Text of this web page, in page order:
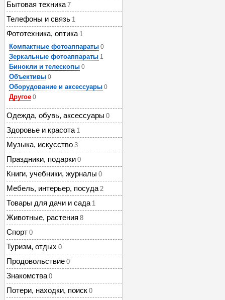
Бытовая техника 7
Телефоны и связь 1
Фототехника, оптика 1
Компактные фотоаппараты 0
Зеркальные фотоаппараты 1
Бинокли и телескопы 0
Объективы 0
Оборудование и аксессуары 0
Другое 0
Одежда, обувь, аксессуары 0
Здоровье и красота 1
Музыка, искусство 3
Праздники, подарки 0
Книги, учебники, журналы 0
Мебель, интерьер, посуда 2
Товары для дачи и сада 1
Животные, растения 8
Спорт 0
Туризм, отдых 0
Продовольствие 0
Знакомства 0
Потери, находки, поиск 0